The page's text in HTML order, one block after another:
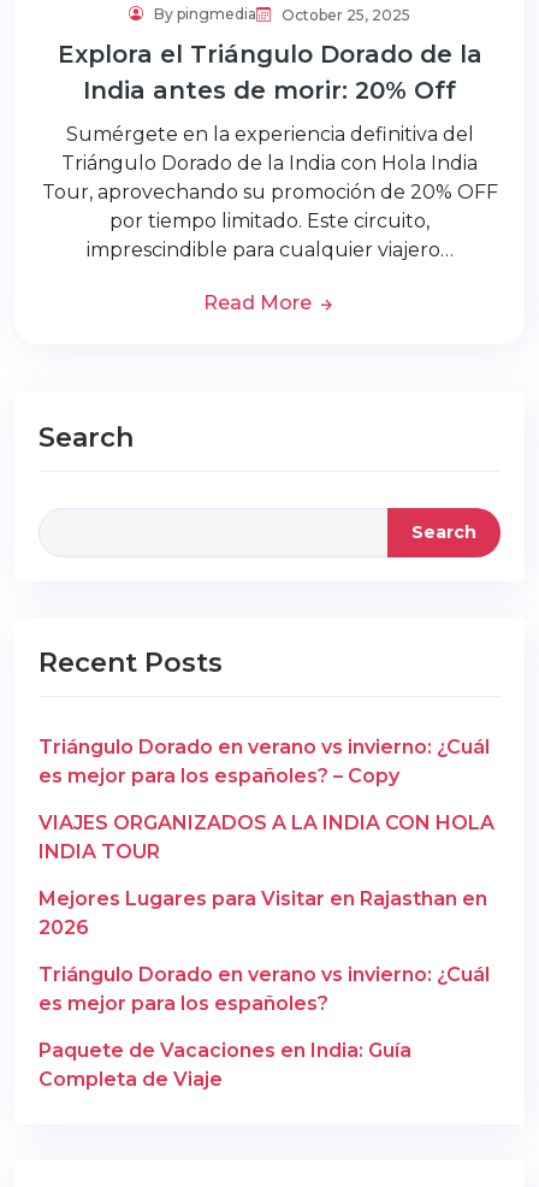
By pingmedia October 25, 2025
Explora el Triángulo Dorado de la
India antes de morir: 20% Off
Sumérgete en la experiencia definitiva del
Triángulo Dorado de la India con Hola India
Tour, aprovechando su promoción de 20% OFF
por tiempo limitado. Este circuito,
imprescindible para cualquier viajero…
Read More
Search
Search
Recent Posts
Triángulo Dorado en verano vs invierno: ¿Cuál
es mejor para los españoles? – Copy
VIAJES ORGANIZADOS A LA INDIA CON HOLA
INDIA TOUR
Mejores Lugares para Visitar en Rajasthan en
2026
Triángulo Dorado en verano vs invierno: ¿Cuál
es mejor para los españoles?
Paquete de Vacaciones en India: Guía
Completa de Viaje